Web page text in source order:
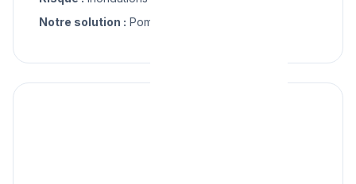
Notre solution : Pompage, réparation